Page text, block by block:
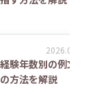
2026.02.09
験年数別の例文や
方法を解説